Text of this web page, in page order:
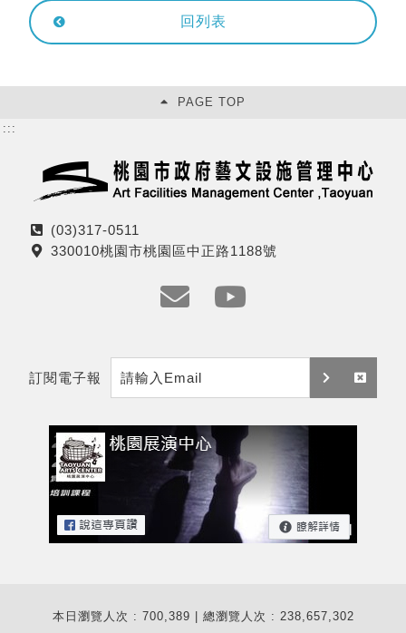
回列表
PAGE TOP
:::
電
話
(03)317-0511
地
330010桃園市桃園區中正路1188號
m
a
i
l
t
訂閱電子報
訂 取
本日瀏覽人次 : 700,389 | 總瀏覽人次 : 238,657,302